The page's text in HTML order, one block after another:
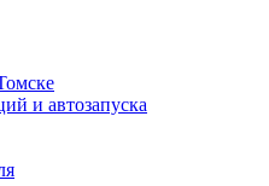
и автозапуска